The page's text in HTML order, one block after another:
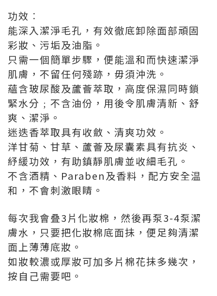
功效︰
能深入潔淨毛孔，有效徹底卸除面部頑固
彩妝、污垢及油脂。
只需一個簡單步驟，便能溫和而快速潔淨
肌膚，不留任何殘跡，毋須沖洗。
蘊含玻尿酸及蘆薈萃取，高度保濕同時鎖
緊水分﹔不含油份，用後令肌膚清新、舒
爽、潔淨。
迷迭香萃取具有收斂、清爽功效。
洋甘菊、甘草、蘆薈及尿囊素具有抗炎、
紓緩功效，有助鎮靜肌膚並收細毛孔。
不含酒精、Paraben及香料，配方安全温
和，不會刺激眼睛。
每次我會叠3片化妝棉，然後再泵3-4泵潔
膚水，只要把化妝棉底面抺，便足夠清潔
面上薄薄底妝。
如妝較濃或厚妝可加多片棉花抺多幾次，
按自己需要吧。